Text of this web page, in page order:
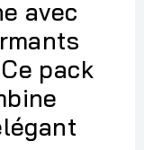
avec
pack